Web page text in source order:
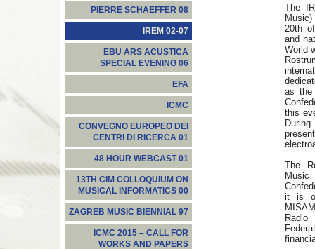
PIERRE SCHAEFFER 08
IREM 02-07
EBU ARS ACUSTICA
SPECIAL EVENING 06
EFA
ICMC
CONVEGNO EUROPEO DEI
CENTRI DI RICERCA 01
48 HOUR WEBCAST 01
13TH CIM COLLOQUIUM ON
MUSICAL INFORMATICS 00
ZAGREB MUSIC BIENNIAL 97
ICMC 2015 – CALL FOR
WORKS AND PAPERS
The
20th
and
World
as the
this
The
it is